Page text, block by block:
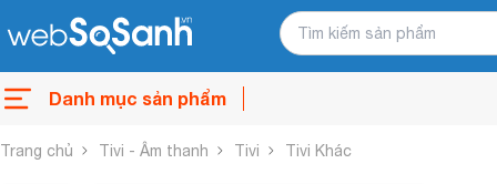
Danh mục sản phẩm
Trang chủ Tivi - Âm thanh Tivi Tivi Khác